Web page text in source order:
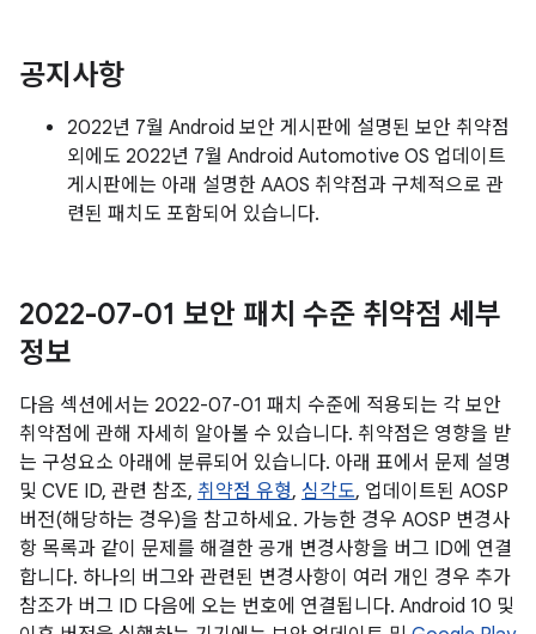
공지사항
2022년 7월 Android 보안 게시판에 설명된 보안 취약점
외에도 2022년 7월 Android Automotive OS 업데이트
게시판에는 아래 설명한 AAOS 취약점과 구체적으로 관
련된 패치도 포함되어 있습니다.
2022-07-01 보안 패치 수준 취약점 세부
정보
다음 섹션에서는 2022-07-01 패치 수준에 적용되는 각 보안
취약점에 관해 자세히 알아볼 수 있습니다. 취약점은 영향을 받
는 구성요소 아래에 분류되어 있습니다. 아래 표에서 문제 설명
및 CVE ID, 관련 참조, 취약점 유형, 심각도, 업데이트된 AOSP
버전(해당하는 경우)을 참고하세요. 가능한 경우 AOSP 변경사
항 목록과 같이 문제를 해결한 공개 변경사항을 버그 ID에 연결
합니다. 하나의 버그와 관련된 변경사항이 여러 개인 경우 추가
참조가 버그 ID 다음에 오는 번호에 연결됩니다. Android 10 및